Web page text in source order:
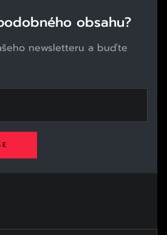
obsahu?
newsletteru a buďte